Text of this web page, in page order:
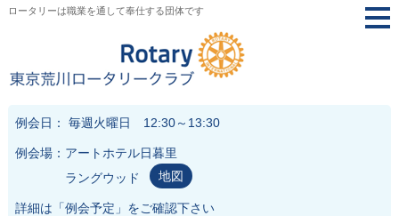
ロータリーは職業を通して奉仕する団体です
例会日： 毎週火曜日 12:30～13:30
例会場：アートホテル日暮里
ラングウッド
地図
詳細は「例会予定 」をご確認下さい